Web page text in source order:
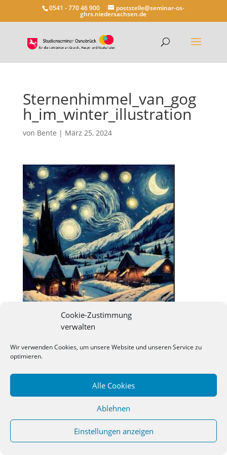
Cookie-Zustimmung
verwalten
Wir verwenden Cookies, um unsere Website und unseren Service zu
optimieren.
Alle Cookies
Ablehnen
Einstellungen anzeigen
0541 - 770 46 900 poststelle@seminar-os-
ghrs.niedersachsen.de
Sternenhimmel_van_gog
h_im_winter_illustration
von Bente | März 25, 2024
©2026Studienseminar Osnabrueck | powered by